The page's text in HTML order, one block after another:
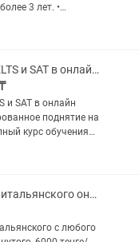
3 лет. •
– уровень
подготовка к IELTS и SAT в онлайн режиме
и SAT в онлайн
поднятие на
курс обучения
Нью-
Частные уроки итальянского онлайн
с любого